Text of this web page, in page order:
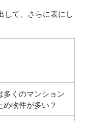
して、さらに表にし
多くのマンション
め物件が多い？